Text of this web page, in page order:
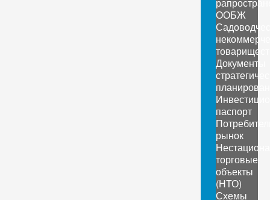
ООБЖ
Документы
паспорт
рынок
торговые
объекты
(НТО)
Схемы